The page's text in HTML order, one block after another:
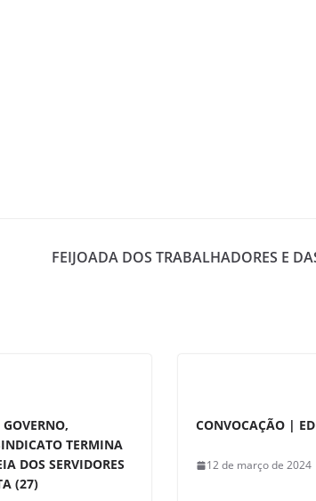
FEIJOADA DOS TRABALHADORES E
TERMINA
DOS SERVIDORES
(27)
CONVOCAÇÃO |
12 de março de 2024